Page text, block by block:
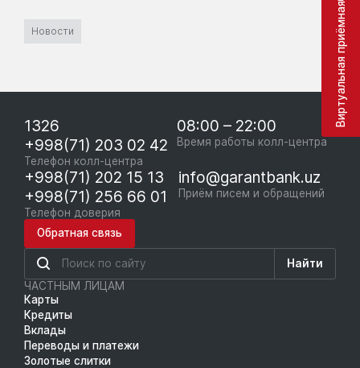
Новости
1326
+998(71) 203 02 42
Телефон колл-центра
08:00 – 22:00
Время работы колл-центра
+998(71) 202 15 13
+998(71) 256 66 01
Телефон доверия
info@garantbank.uz
Приём писем и обращений
Обратная связь
Найти
ЧАСТНЫМ ЛИЦАМ
Карты
Кредиты
Вклады
Переводы и платежи
Золотые слитки
Виртуальная приёмная